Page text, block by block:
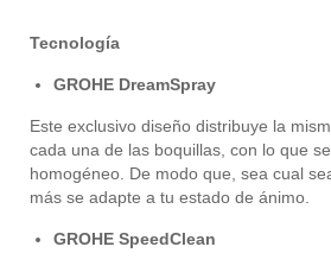
Tecnología
GROHE DreamSpray
Este exclusivo diseño distribuye la
cada una de las boquillas, con lo que
homogéneo. De modo que, sea cual
más se adapte a tu estado de ánimo.
GROHE SpeedClean